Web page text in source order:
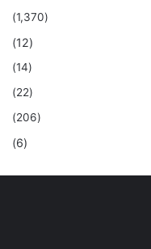
(1,370)
(12)
(14)
(22)
(206)
(6)